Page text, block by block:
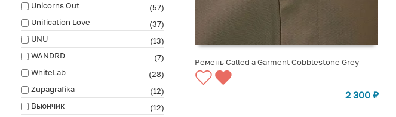
Unicorns Out
(57)
Unification Love
(37)
UNU
(13)
WANDRD
(7)
WhiteLab
(28)
Zupagrafika
(12)
Вьюнчик
(12)
СООБЩИТЬ О ПОСТУПЛЕНИИ
Ремень Called a Garment Cobblestone Grey
2 300 ₽